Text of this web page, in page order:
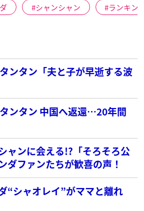
シャンシャン ランキン
ンタン「夫と子が早逝する波
ンタン 中国へ返還…20年間
ャンに会える!?「そろそろ公
ダファンたちが歓喜の声！
“シャオレイ”がママと離れ